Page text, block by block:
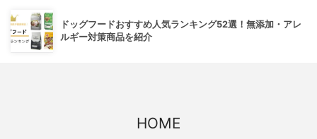
ドッグフードおすすめ人気ランキング52選！無添加・アレ
ルギー対策商品を紹介
HOME